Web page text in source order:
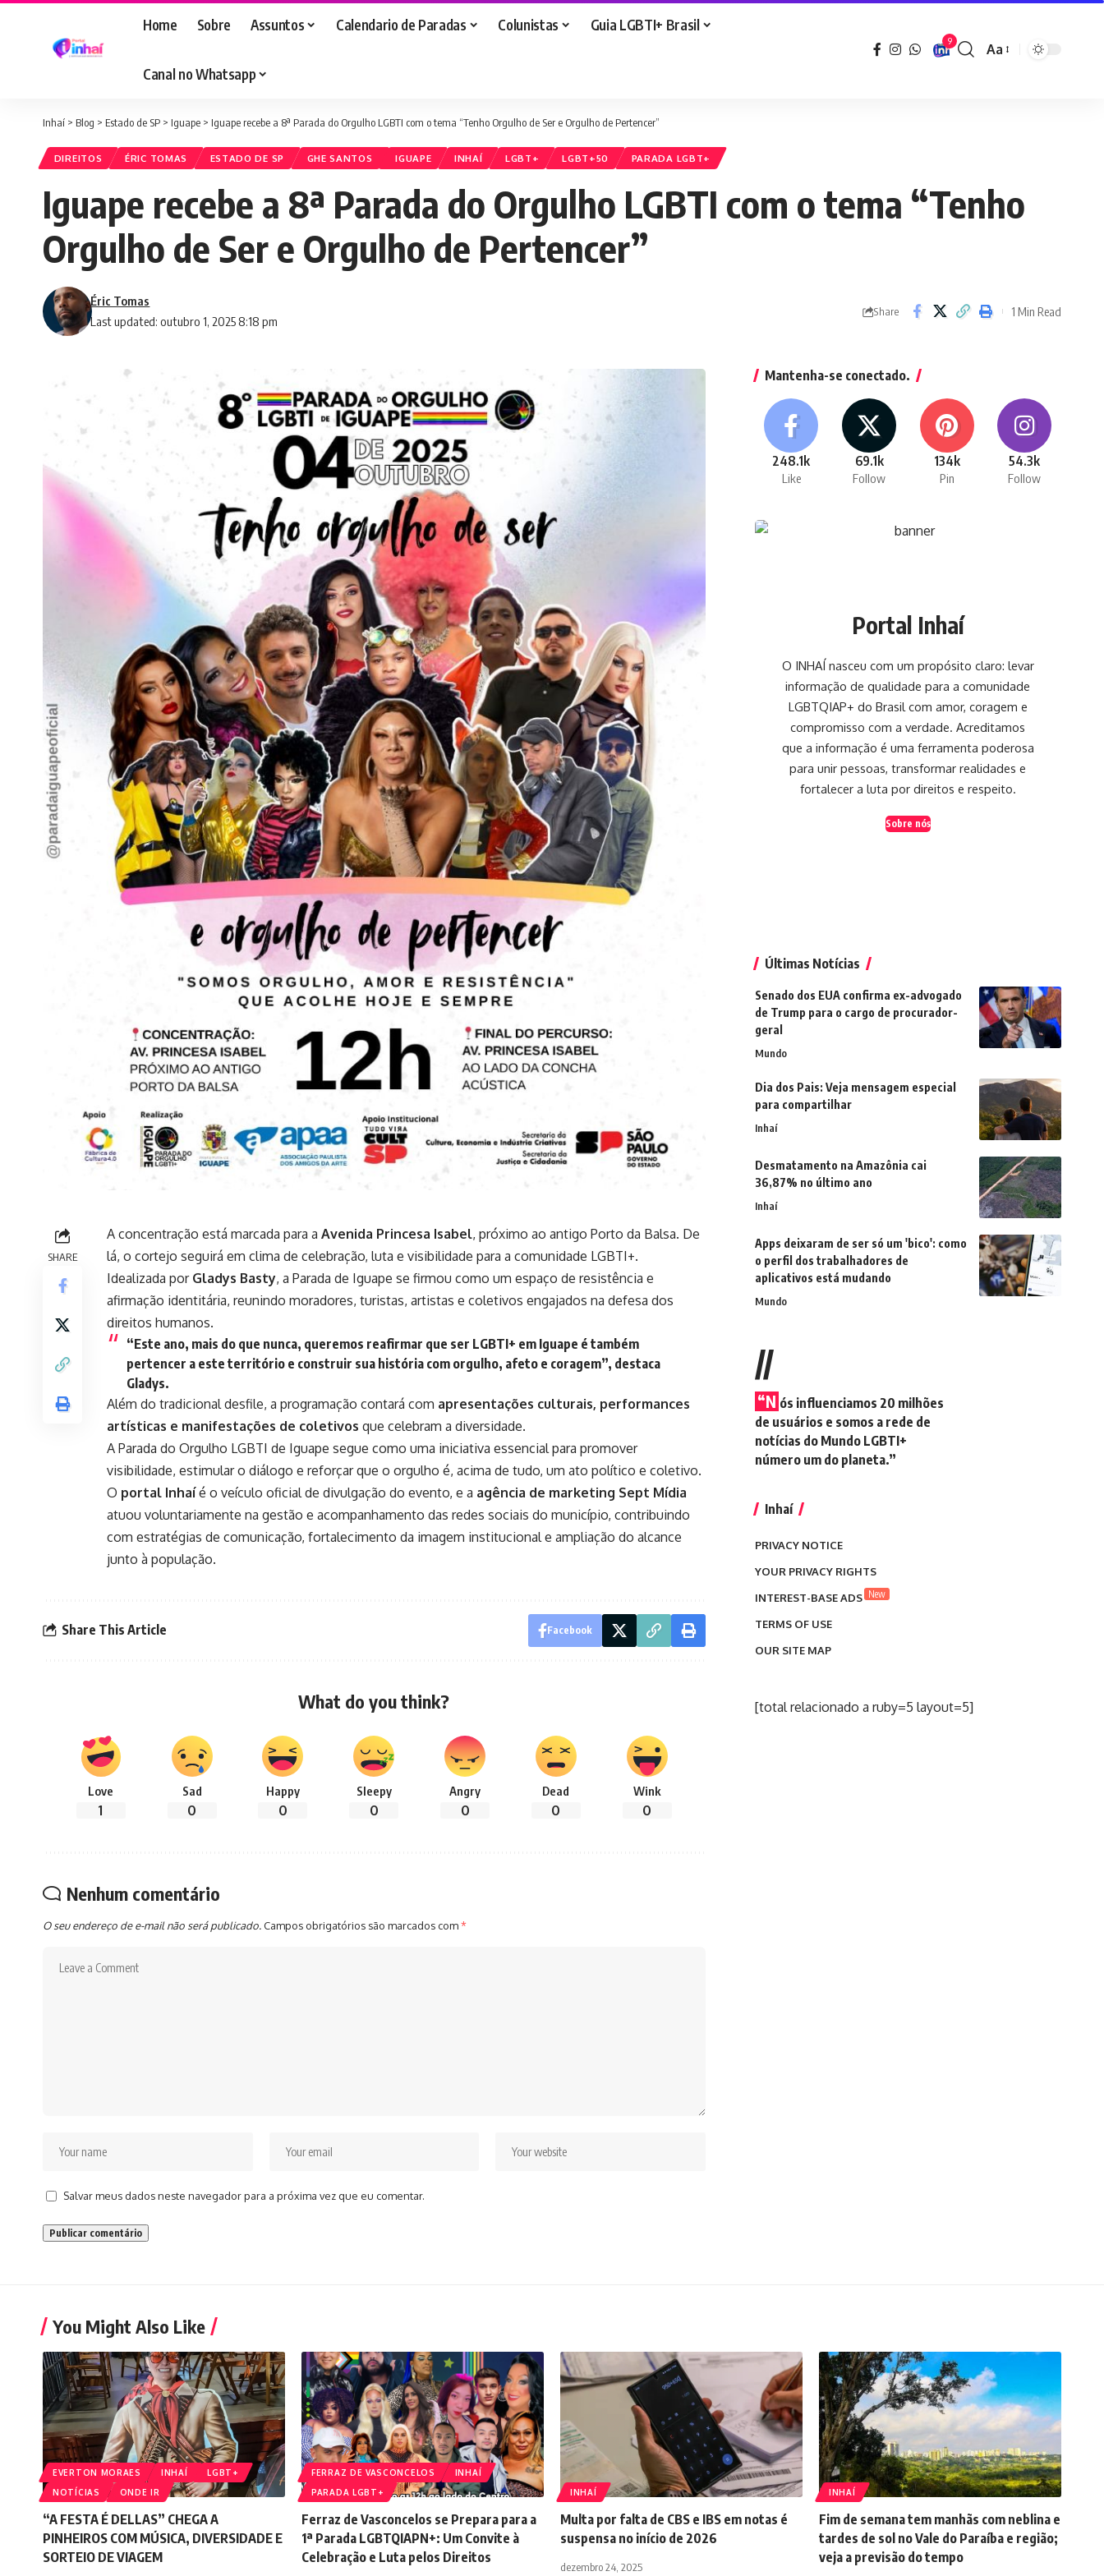
Home Sobre Assuntos Calendario de Paradas Colunistas Guia LGBTI+ Brasil
Canal no Whatsapp
9
Font
Aa
Inhaí > Blog > Estado de SP > Iguape > Iguape recebe a 8ª Parada do Orgulho LGBTI com o tema “Tenho Orgulho de Ser e Orgulho de Pertencer”
DIREITOS ÉRIC TOMAS ESTADO DE SP GHE SANTOS IGUAPE INHAÍ LGBT+ LGBT+50 PARADA LGBT+
Iguape recebe a 8ª Parada do Orgulho LGBTI com o tema “Tenho
Orgulho de Ser e Orgulho de Pertencer”
Last updated: outubro 1, 2025 8:18 pm
Éric Tomas
Share 1 Min Read
SHARE
A concentração está marcada para a Avenida Princesa Isabel, próximo ao antigo Porto da Balsa. De
lá, o cortejo seguirá em clima de celebração, luta e visibilidade para a comunidade LGBTI+.
Idealizada por Gladys Basty, a Parada de Iguape se firmou como um espaço de resistência e
afirmação identitária, reunindo moradores, turistas, artistas e coletivos engajados na defesa dos
direitos humanos.
“Este ano, mais do que nunca, queremos reafirmar que ser LGBTI+ em Iguape é também
pertencer a este território e construir sua história com orgulho, afeto e coragem”, destaca
Gladys.
Além do tradicional desfile, a programação contará com apresentações culturais, performances
artísticas e manifestações de coletivos que celebram a diversidade.
A Parada do Orgulho LGBTI de Iguape segue como uma iniciativa essencial para promover
visibilidade, estimular o diálogo e reforçar que o orgulho é, acima de tudo, um ato político e coletivo.
O portal Inhaíé o veículo oficial de divulgação do evento, e a agência de marketing Sept Mídia
atuou voluntariamente na gestão e acompanhamento das redes sociais do município, contribuindo
com estratégias de comunicação, fortalecimento da imagem institucional e ampliação do alcance
junto à população.
Share This Article Facebook
What do you think?
Love
1
Sad
0
Happy
0
Sleepy
0
Angry
0
Dead
0
Wink
0
Nenhum comentário
O seu endereço de e-mail não será publicado. Campos obrigatórios são marcados com*
Salvar meus dados neste navegador para a próxima vez que eu comentar.
Mantenha-se conectado.
248.1k
Like
69.1k
Follow
134k
Pin
54.3k
Follow
Portal Inhaí
O INHAÍ nasceu com um propósito claro: levar
informação de qualidade para a comunidade
LGBTQIAP+ do Brasil com amor, coragem e
compromisso com a verdade. Acreditamos
que a informação é uma ferramenta poderosa
para unir pessoas, transformar realidades e
fortalecer a luta por direitos e respeito.
Sobre nós
Últimas Notícias
Senado dos EUA confirma ex-advogado
de Trump para o cargo de procurador-
geral
Mundo
Dia dos Pais: Veja mensagem especial
para compartilhar
Inhaí
Desmatamento na Amazônia cai
36,87% no último ano
Inhaí
Apps deixaram de ser só um 'bico': como
o perfil dos trabalhadores de
aplicativos está mudando
Mundo
//
“N ós influenciamos 20 milhões
de usuários e somos a rede de
notícias do Mundo LGBTI+
número um do planeta.”
Inhaí
PRIVACY NOTICE
YOUR PRIVACY RIGHTS
INTEREST-BASE ADS New
TERMS OF USE
OUR SITE MAP
[total relacionado a ruby=5 layout=5]
You Might Also Like
EVERTON MORAES INHAÍ
LGBT+
NOTÍCIAS
ONDE IR
“A FESTA É DELLAS” CHEGA A
PINHEIROS COM MÚSICA, DIVERSIDADE E
SORTEIO DE VIAGEM
FERRAZ DE VASCONCELOS
INHAÍ
PARADA LGBT+
Ferraz de Vasconcelos se Prepara para a
1ª Parada LGBTQIAPN+: Um Convite à
Celebração e Luta pelos Direitos
INHAÍ
Multa por falta de CBS e IBS em notas é
suspensa no início de 2026
dezembro 24, 2025
INHAÍ
Fim de semana tem manhãs com neblina e
tardes de sol no Vale do Paraíba e região;
veja a previsão do tempo